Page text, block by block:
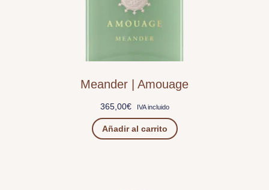
Meander | Amouage
365,00€ IVA incluido
Añadir al carrito